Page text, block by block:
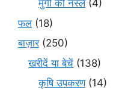
मुर्गी की नस्लें(4)
फल(18)
बाज़ार(250)
खरीदें या बेचें (138)
कृषि उपकरण(14)